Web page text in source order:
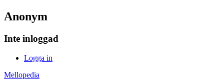
Anonym
Inte inloggad
Logga in
Mellopedia